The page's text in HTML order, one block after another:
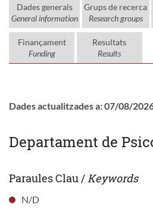
Dades generals
General information
Grups de recerca
Research groups
Finançament
Funding
Resultats
Results
Dades actualitzades a: 07/08/
Departament de
Paraules Clau / Keywords
N/D